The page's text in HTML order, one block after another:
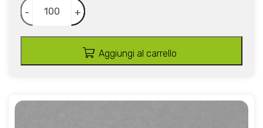
- +
Aggiungi al carrello